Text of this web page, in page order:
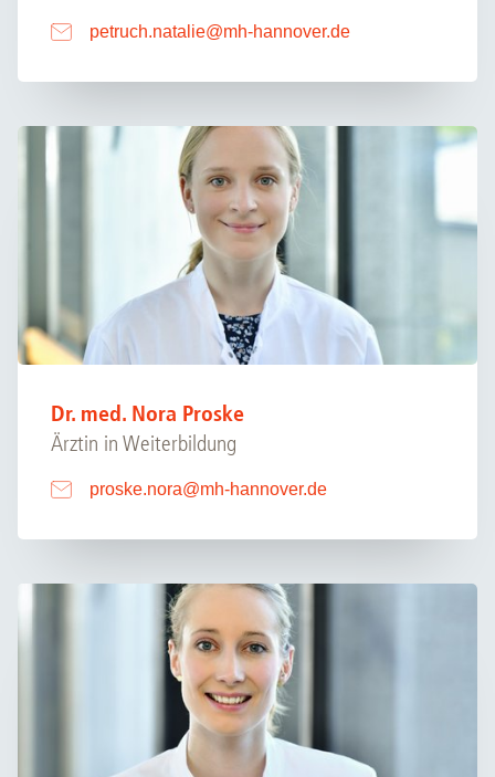
petruch.natalie@mh-hannover.de
Dr. med. Nora Proske
Ärztin in Weiterbildung
proske.nora@mh-hannover.de